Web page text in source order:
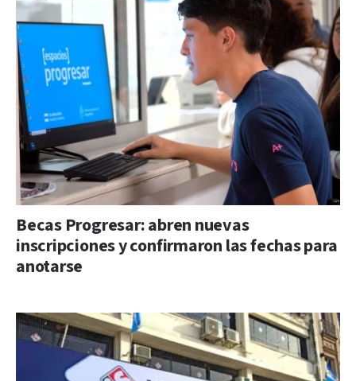
Becas Progresar: abren nuevas
inscripciones y confirmaron las fechas para
anotarse